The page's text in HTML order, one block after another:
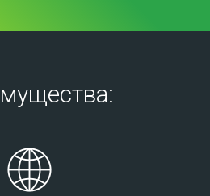
питания и
климатических
надежности Tier 3